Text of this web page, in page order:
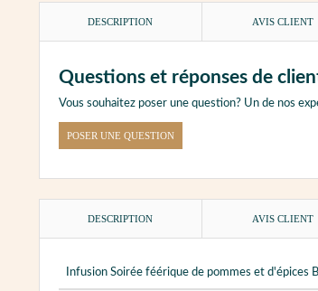
DESCRIPTION AVIS CLIENT
Questions et réponses de
Vous souhaitez poser une question? Un de nos
POSER UNE QUESTION
DESCRIPTION AVIS CLIENT
Infusion Soirée féérique de pommes et d'épices